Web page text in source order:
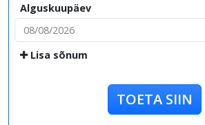
Alguskuupäev
Lisa sõnum
TOETA SIIN